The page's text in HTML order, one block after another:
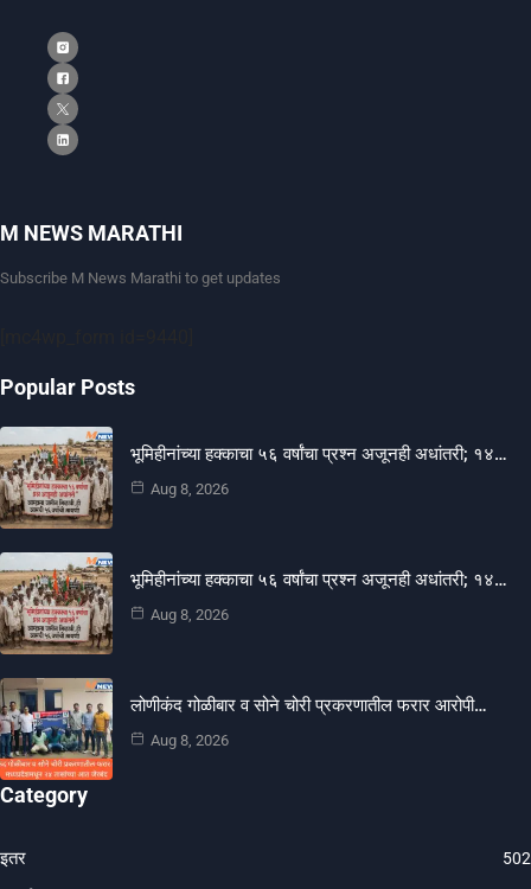
M NEWS MARATHI
Subscribe M News Marathi to get updates
Popular Posts
भूमिहीनांच्या हक्काचा ५६ वर्षांचा प्रश्न अजूनही अधांतरी; १४…
Aug 8, 2026
भूमिहीनांच्या हक्काचा ५६ वर्षांचा प्रश्न अजूनही अधांतरी; १४…
Aug 8, 2026
लोणीकंद गोळीबार व सोने चोरी प्रकरणातील फरार आरोपी…
Aug 8, 2026
Category
इतर 502